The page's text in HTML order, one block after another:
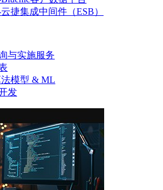
捷集成中间件（ESB）
与实施服务
模型 & ML
发